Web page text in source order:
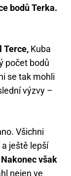
bodů Terka.
Terce, Kuba
počet bodů
se tak mohli
výzvy –
Všichni
ještě lepší
Nakonec však
nejen ve